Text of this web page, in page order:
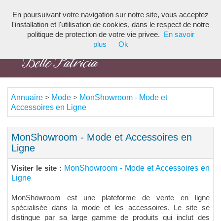
Annuaire > Mode > MonShowroom - Mode et
Accessoires en Ligne
MonShowroom - Mode et Accessoires en
Ligne
Visiter le site : MonShowroom - Mode et Accessoires en
Ligne
MonShowroom est une plateforme de vente en ligne
spécialisée dans la mode et les accessoires. Le site se
distingue par sa large gamme de produits qui inclut des
En poursuivant votre navigation sur notre site, vous acceptez
l'installation et l'utilisation de cookies, dans le respect de notre
politique de protection de votre vie privee.
En savoir
plus
Ok